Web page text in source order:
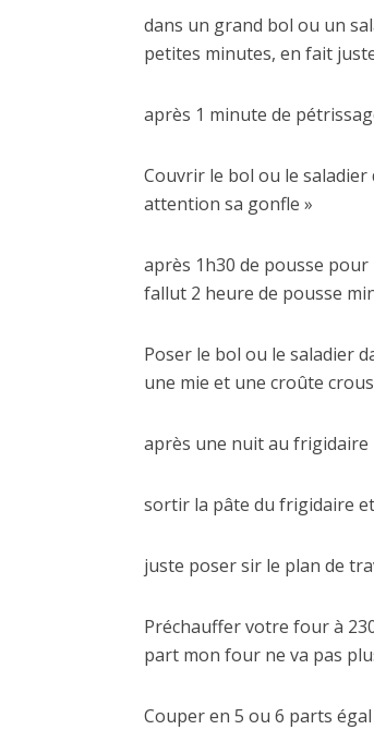
dans un grand bol ou un
petites minutes, en fait
après 1 minute de
Couvrir le bol ou le saladier
attention sa gonfle »
après 1h30 de pousse
fallut 2 heure de pousse
Poser le bol ou le saladier
une mie et une croûte
après une nuit au frigidaire
sortir la pâte du frigidaire
juste poser sir le plan de
Préchauffer votre four à
part mon four ne va pas
Couper en 5 ou 6 parts